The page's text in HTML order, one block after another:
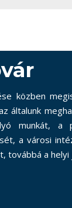
közben
általunk
munkát, a
a városi
továbbá a helyi